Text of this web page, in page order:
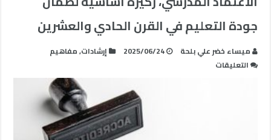
جودة التعليم في القرن الحادي والعشرين
ميساء خضر علي بلحة 2025/06/24 إرشادات,مفاهيم
التعليقات